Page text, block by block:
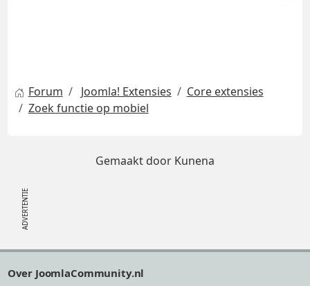
Forum Joomla! Extensies
Core extensies
Zoek functie op mobiel
Gemaakt door Kunena
Over JoomlaCommunity.nl